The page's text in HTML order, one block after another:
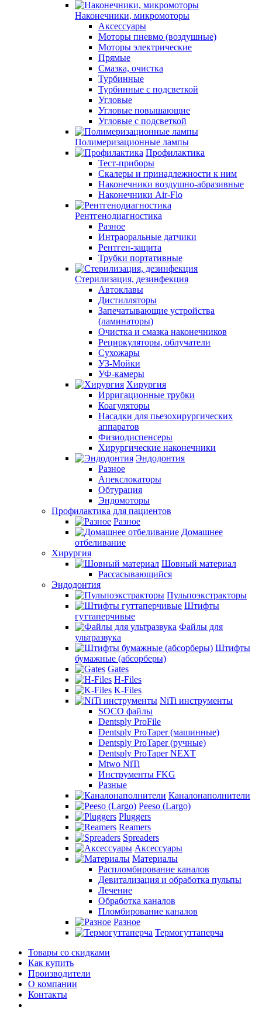
Наконечники, микромоторы
Аксессуары
Моторы пневмо (воздушные)
Моторы электрические
Прямые
Смазка, очистка
Турбинные
Турбинные с подсветкой
Угловые
Угловые повышающие
Угловые с подсветкой
Полимеризационные лампы
Профилактика
Тест-приборы
Скалеры и принадлежности к ним
Наконечники воздушно-абразивные
Наконечники Air-Flo
Рентгенодиагностика
Разное
Интраоральные датчики
Рентген-защита
Трубки портативные
Стерилизация, дезинфекция
Автоклавы
Дистилляторы
Запечатывающие устройства
(ламинаторы)
Очистка и смазка наконечников
Рециркуляторы, облучатели
Сухожары
УЗ-Мойки
УФ-камеры
Хирургия
Ирригационные трубки
Коагуляторы
Насадки для пьезохирургических
аппаратов
Физиодиспенсеры
Хирургические наконечники
Эндодонтия
Разное
Апекслокаторы
Обтурация
Эндомоторы
Профилактика для пациентов
Разное
Домашнее
отбеливание
Хирургия
Шовный материал
Рассасывающийся
Эндодонтия
Пульпоэкстракторы
Штифты
гуттаперчивые
Файлы для
ультразвука
Штифты
бумажные (абсорберы)
Gates
H-Files
K-Files
NiTi инструменты
SOCO файлы
Dentsply ProFile
Dentsply ProTaper (машинные)
Dentsply ProTaper (ручные)
Dentsply ProTaper NEXT
Mtwo NiTi
Инструменты FKG
Разные
Каналонаполнители
Peeso (Largo)
Pluggers
Reamers
Spreaders
Аксессуары
Материалы
Распломбирование каналов
Девитализация и обработка пульпы
Лечение
Обработка каналов
Пломбирование каналов
Разное
Термогуттаперча
Товары со скидками
Как купить
Производители
О компании
Контакты